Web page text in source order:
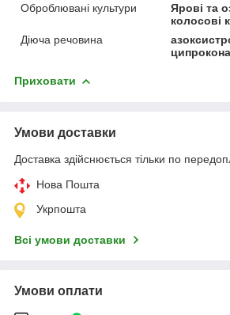
Оброблювані культури
Ярові та
колосові
Діюча речовина
Приховати
Умови доставки
Доставка здійснюється тільки по
Нова Пошта
Укрпошта
Всі умови доставки
Умови оплати